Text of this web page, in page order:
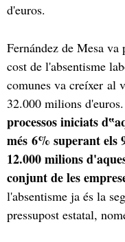
d'euros.
Fernández de Mesa
cost de l'absentisme
comunes va creíxer al
32.000 milions d'euros.
processos iniciats
més 6% superant
12.000 milions
conjunt de les
l'absentisme ja és la
pressupost estatal,